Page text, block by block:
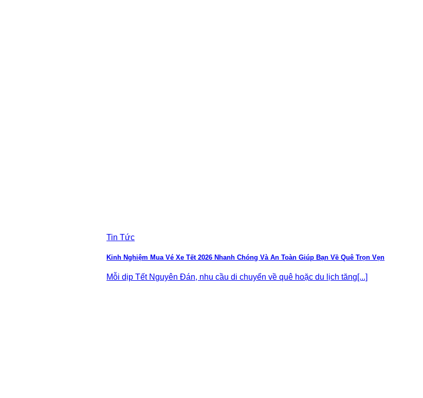
Tin Tức
Kinh Nghiệm Mua Vé Xe Tết 2026 Nhanh Chóng Và An Toàn Giúp Bạn Về Quê Trọn Vẹn
Mỗi dịp Tết Nguyên Đán, nhu cầu di chuyển về quê hoặc du lịch tăng[...]